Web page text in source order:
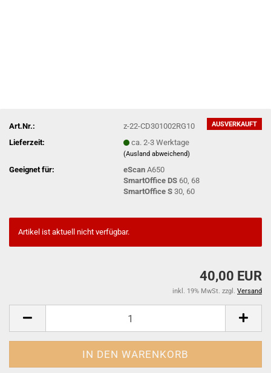
AUSVERKAUFT
Art.Nr.:
z-22-CD301002RG10
Lieferzeit:
ca. 2-3 Werktage
(Ausland abweichend)
Geeignet für: eScan A650
SmartOffice DS 60, 68
SmartOffice S 30, 60
Artikel ist aktuell nicht verfügbar.
40,00 EUR
inkl. 19% MwSt. zzgl. Versand